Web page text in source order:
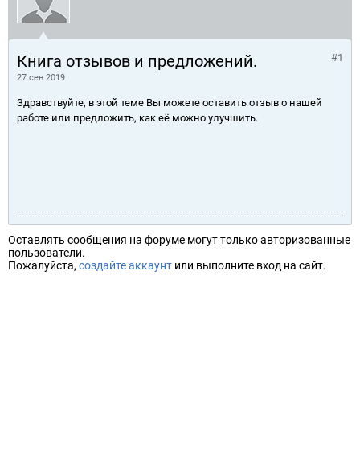
Книга отзывов и предложений.
27 сен 2019
#1
Здравствуйте, в этой теме Вы можете оставить отзыв о нашей
работе или предложить, как её можно улучшить.
Оставлять сообщения на форуме могут только авторизованные
пользователи.
Пожалуйста, создайте аккаунт или выполните вход на сайт.